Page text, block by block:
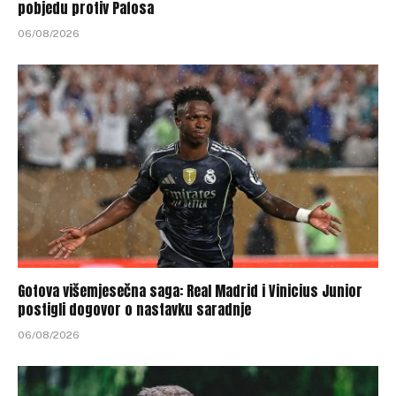
pobjedu protiv Pafosa
06/08/2026
Gotova višemjesečna saga: Real Madrid i Vinicius Junior
postigli dogovor o nastavku saradnje
06/08/2026